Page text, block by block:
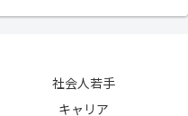
社会人若手
キャリア